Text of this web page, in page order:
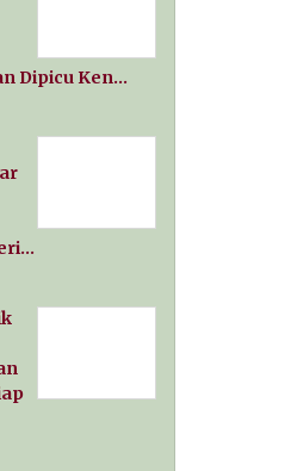
Dipicu Ken…